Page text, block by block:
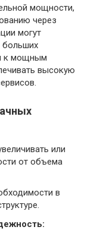
мощности,
через
могут
больших
к мощным
высокую
или
от объема
в